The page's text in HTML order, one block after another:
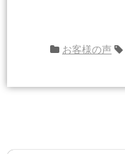
お客様の声